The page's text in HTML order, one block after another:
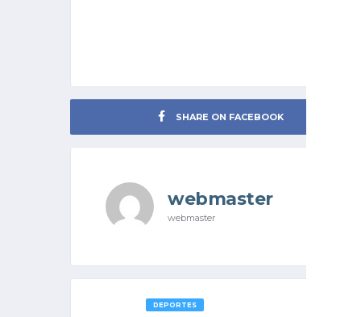
SHARE ON FACEBOOK
webmaster
webmaster
DEPORTES